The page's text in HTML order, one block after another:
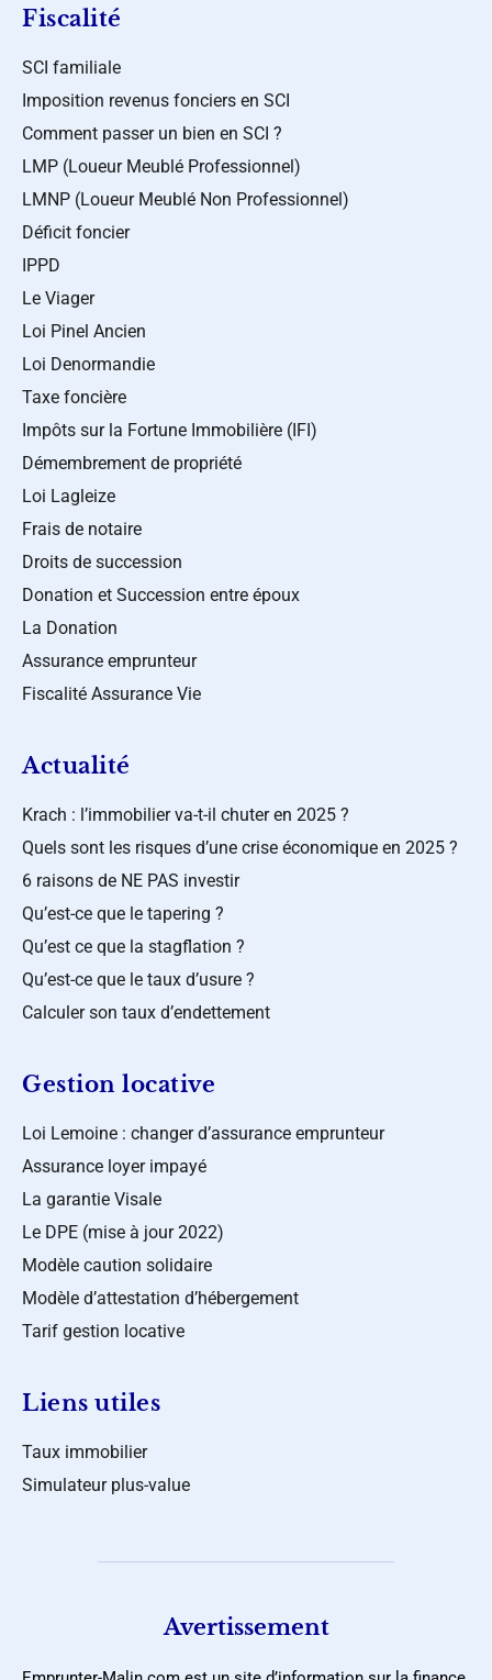
Fiscalité
SCI familiale
Imposition revenus fonciers en SCI
Comment passer un bien en SCI ?
LMP (Loueur Meublé Professionnel)
LMNP (Loueur Meublé Non Professionnel)
Déficit foncier
IPPD
Le Viager
Loi Pinel Ancien
Loi Denormandie
Taxe foncière
Impôts sur la Fortune Immobilière (IFI)
Démembrement de propriété
Loi Lagleize
Frais de notaire
Droits de succession
Donation et Succession entre époux
La Donation
Assurance emprunteur
Fiscalité Assurance Vie
Actualité
Krach : l’immobilier va-t-il chuter en 2025 ?
Quels sont les risques d’une crise économique en 2025 ?
6 raisons de NE PAS investir
Qu’est-ce que le tapering ?
Qu’est ce que la stagflation ?
Qu’est-ce que le taux d’usure ?
Calculer son taux d’endettement
Gestion locative
Loi Lemoine : changer d’assurance emprunteur
Assurance loyer impayé
La garantie Visale
Le DPE (mise à jour 2022)
Modèle caution solidaire
Modèle d’attestation d’hébergement
Tarif gestion locative
Liens utiles
Taux immobilier
Simulateur plus-value
Avertissement